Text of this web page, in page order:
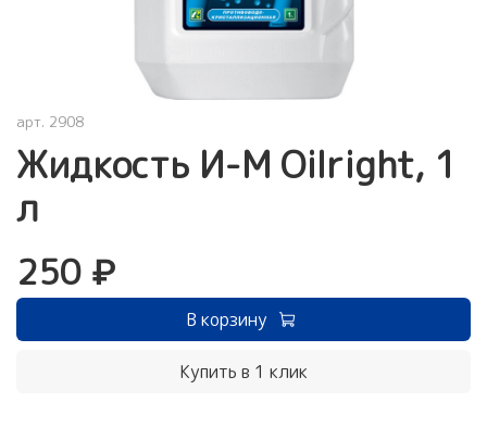
арт. 2908
Жидкость И-М Oilright, 1
л
250 ₽
В корзину
Купить в 1 клик